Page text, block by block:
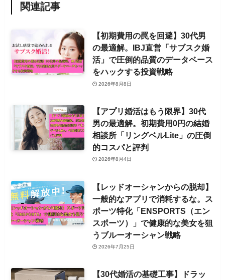
関連記事
【初期費用の罠を回避】30代男
の最適解。IBJ直営「サブスク婚
活」で圧倒的品質のデータベース
をハックする投資戦略
2026年8月8日
【アプリ婚活はもう限界】30代
男の最適解。初期費用0円の結婚
相談所「リングベルLite」の圧倒
的コスパと評判
2026年8月4日
【レッドオーシャンからの脱却】
一般的なアプリで消耗するな。ス
ポーツ特化「ENSPORTS（エン
スポーツ）」で健康的な美女を狙
うブルーオーシャン戦略
2026年7月25日
【30代婚活の基礎工事】ドラッ